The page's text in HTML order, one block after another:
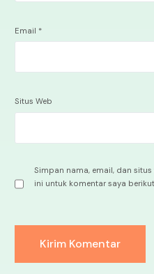
Email *
Situs Web
Simpan nama, email, dan
ini untuk komentar saya